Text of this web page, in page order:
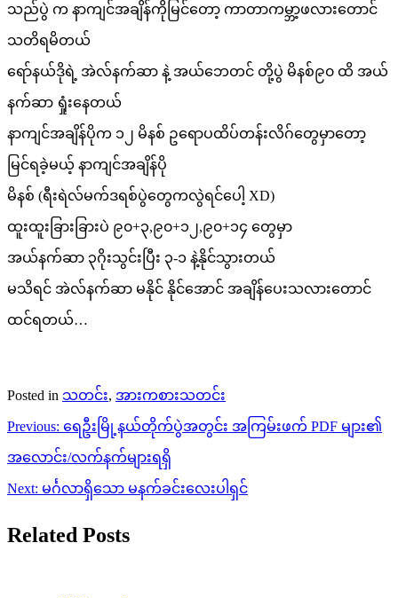
သည်ပွဲ က နာကျင်အချိန်ကိုမြင်တော့ ကာတာကမ္ဘာ့ဖလားတောင်
သတိရမိတယ်
ရော်နယ်ဒိုရဲ့ အဲလ်နက်ဆာ နဲ့ အယ်ဘေတင် တို့ပွဲ မိနစ်၉၀ ထိ အယ်
နက်ဆာ ရှုံးနေတယ်
နာကျင်အချိန်ပိုက ၁၂ မိနစ် ဥရောပထိပ်တန်းလိဂ်တွေမှာတော့
မြင်ရခဲ့မယ့် နာကျင်အချိန်ပို
မိနစ် (ရီးရဲလ်မက်ဒရစ်ပွဲတွေကလွဲရင်ပေါ့ XD)
ထူးထူးခြားခြားပဲ ၉၀+၃,၉၀+၁၂,၉၀+၁၄ တွေမှာ
အယ်နက်ဆာ ၃ဂိုးသွင်းပြီး ၃-၁ နဲ့နိုင်သွားတယ်
မသိရင် အဲလ်နက်ဆာ မနိုင် နိုင်အောင် အချိန်ပေးသလားတောင်
ထင်ရတယ်…
Posted in သတင်း, အားကစားသတင်း
Post
navigation
Previous: ရေဦးမြို့နယ်တိုက်ပွဲအတွင်း အကြမ်းဖက် PDF များ၏
အလောင်း/လက်နက်များရရှိ
Next: မင်္ဂလာရှိသော မနက်ခင်းလေးပါရှင်
Related Posts